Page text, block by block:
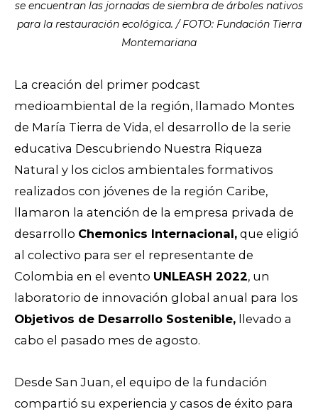
se encuentran las jornadas de siembra de árboles nativos
para la restauración ecológica. / FOTO: Fundación Tierra
Montemariana
La creación del primer podcast
medioambiental de la región, llamado Montes
de María Tierra de Vida, el desarrollo de la serie
educativa Descubriendo Nuestra Riqueza
Natural y los ciclos ambientales formativos
realizados con jóvenes de la región Caribe,
llamaron la atención de la empresa privada de
desarrollo Chemonics Internacional, que eligió
al colectivo para ser el representante de
Colombia en el evento UNLEASH 2022, un
laboratorio de innovación global anual para los
Objetivos de Desarrollo Sostenible, llevado a
cabo el pasado mes de agosto.
Desde San Juan, el equipo de la fundación
compartió su experiencia y casos de éxito para